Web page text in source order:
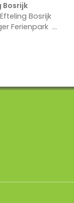
Bosrijk
Bosrijk
Ferienpark ...